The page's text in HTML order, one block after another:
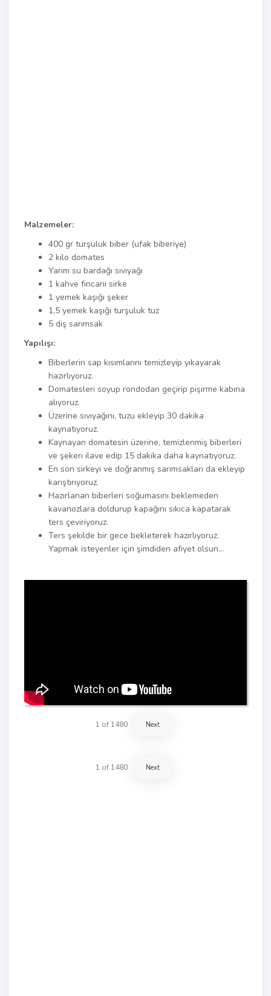
Malzemeler:
400 gr turşuluk biber (ufak biberiye)
2 kilo domates
Yarım su bardağı sıvıyağı
1 kahve fincanı sirke
1 yemek kaşığı şeker
1,5 yemek kaşığı turşuluk tuz
5 diş sarımsak
Yapılışı:
Biberlerin sap kısımlarını temizleyip yıkayarak
hazırlıyoruz.
Domatesleri soyup rondodan geçirip pişirme kabına
alıyoruz.
Üzerine sıvıyağını, tuzu ekleyip 30 dakika
kaynatıyoruz.
Kaynayan domatesin üzerine, temizlenmiş biberleri
ve şekeri ilave edip 15 dakika daha kaynatıyoruz.
En son sirkeyi ve doğranmış sarımsakları da ekleyip
karıştırıyoruz.
Hazırlanan biberleri soğumasını beklemeden
kavanozlara doldurup kapağını sıkıca kapatarak
ters çeviriyoruz.
Ters şekilde bir gece bekleterek hazırlıyoruz.
Yapmak isteyenler için şimdiden afiyet olsun…
1 of 1480 Next
1 of 1480 Next